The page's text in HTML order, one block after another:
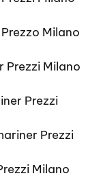
Milano
Prezzi Milano
Prezzi
Prezzi
Milano